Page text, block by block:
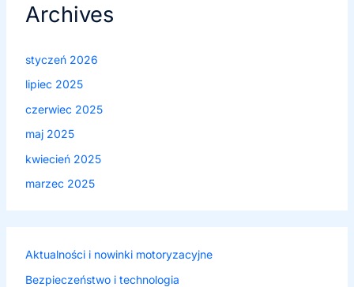
Archives
styczeń 2026
lipiec 2025
czerwiec 2025
maj 2025
kwiecień 2025
marzec 2025
Aktualności i nowinki motoryzacyjne
Bezpieczeństwo i technologia